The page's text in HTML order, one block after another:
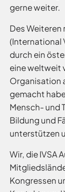
gerne weiter.
Des Weiteren
(International
durch ein
eine weltweit
Organisation
gemacht
Mensch- und
Bildung und
unterstützen
Wir, die IVSA
Kongressen